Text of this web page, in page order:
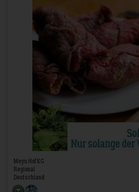
Meyn Hof KG
Regional
Deutschland